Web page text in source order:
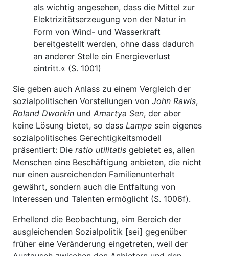
als wichtig angesehen, dass die Mittel zur
Elektrizitätserzeugung von der Natur in
Form von Wind- und Wasserkraft
bereitgestellt werden, ohne dass dadurch
an anderer Stelle ein Energieverlust
eintritt.« (S. 1001)
Sie geben auch Anlass zu einem Vergleich der
sozialpolitischen Vorstellungen von John Rawls,
Roland Dworkin und Amartya Sen, der aber
keine Lösung bietet, so dass Lampe sein eigenes
sozialpolitisches Gerechtigkeitsmodell
präsentiert: Die ratio utilitatis gebietet es, allen
Menschen eine Beschäftigung anbieten, die nicht
nur einen ausreichenden Familienunterhalt
gewährt, sondern auch die Entfaltung von
Interessen und Talenten ermöglicht (S. 1006f).
Erhellend die Beobachtung, »im Bereich der
ausgleichenden Sozialpolitik [sei] gegenüber
früher eine Veränderung eingetreten, weil der